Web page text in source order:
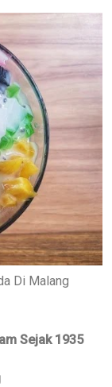
Di Malang
Sejak 1935